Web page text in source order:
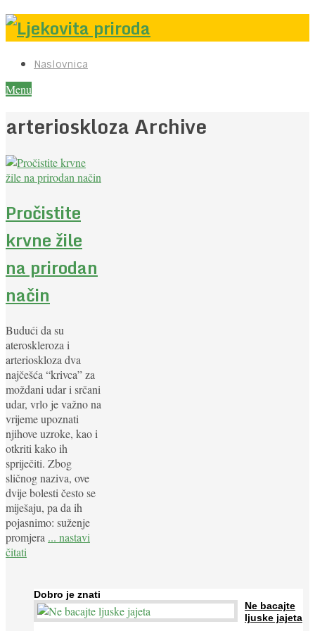
Naslovnica
Menu
arterioskloza Archive
Pročistite
krvne žile
na prirodan
način
Budući da su
ateroskleroza i
arterioskloza dva
najčešća “krivca” za
moždani udar i srčani
udar, vrlo je važno na
vrijeme upoznati
njihove uzroke, kao i
otkriti kako ih
spriječiti. Zbog
sličnog naziva, ove
dvije bolesti često se
miješaju, pa da ih
pojasnimo: suženje
promjera ... nastavi
čitati
Dobro je znati
Ne bacajte
ljuske jajeta